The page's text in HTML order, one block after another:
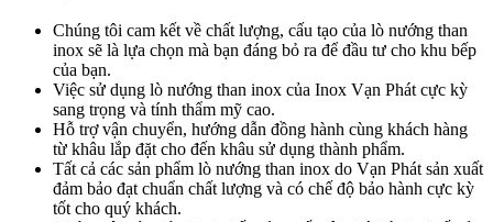
Chúng tôi cam kết về chất lượng, cấu tạo của lò nướng than
inox sẽ là lựa chọn mà bạn đáng bỏ ra để đầu tư cho khu bếp
của bạn.
Việc sử dụng lò nướng than inox của Inox Vạn Phát cực kỳ
sang trọng và tính thẩm mỹ cao.
Hỗ trợ vận chuyển, hướng dẫn đồng hành cùng khách hàng
từ khâu lắp đặt cho đến khâu sử dụng thành phẩm.
Tất cả các sản phẩm lò nướng than inox do Vạn Phát sản xuất
đảm bảo đạt chuẩn chất lượng và có chế độ bảo hành cực kỳ
tốt cho quý khách.